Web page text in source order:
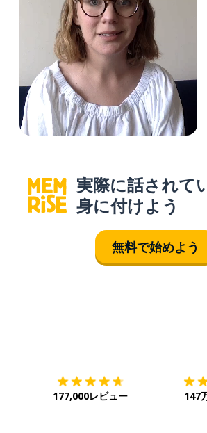
実際に話されて
身に付けよう
無料で始めよう
177,000レビュー 147